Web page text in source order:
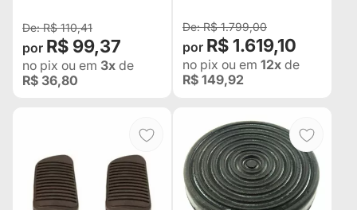
R$ 110,41
R$ 99,37
no pix ou em 3x de
R$ 36,80
R$ 1.799,00
R$ 1.619,10
no pix ou em 12x de
R$ 149,92